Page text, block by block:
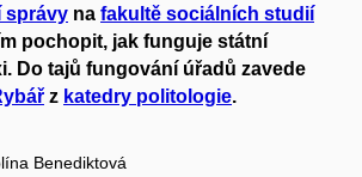
správy na fakultě sociálních studií
pochopit, jak funguje státní
Do tajů fungování úřadů zavede
z katedry politologie.
Benediktová